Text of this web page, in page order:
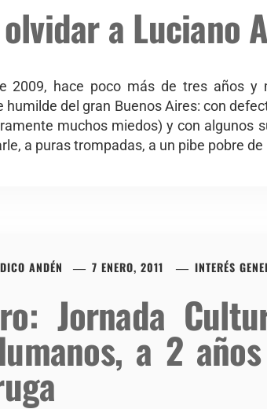
a Luciano
2009, hace poco más de tres años y
humilde del gran Buenos Aires: con
muchos miedos) y con algunos
a puras trompadas, a un pibe pobre de
ANDÉN 7 ENERO, 2011 INTERÉS
Jornada
a 2